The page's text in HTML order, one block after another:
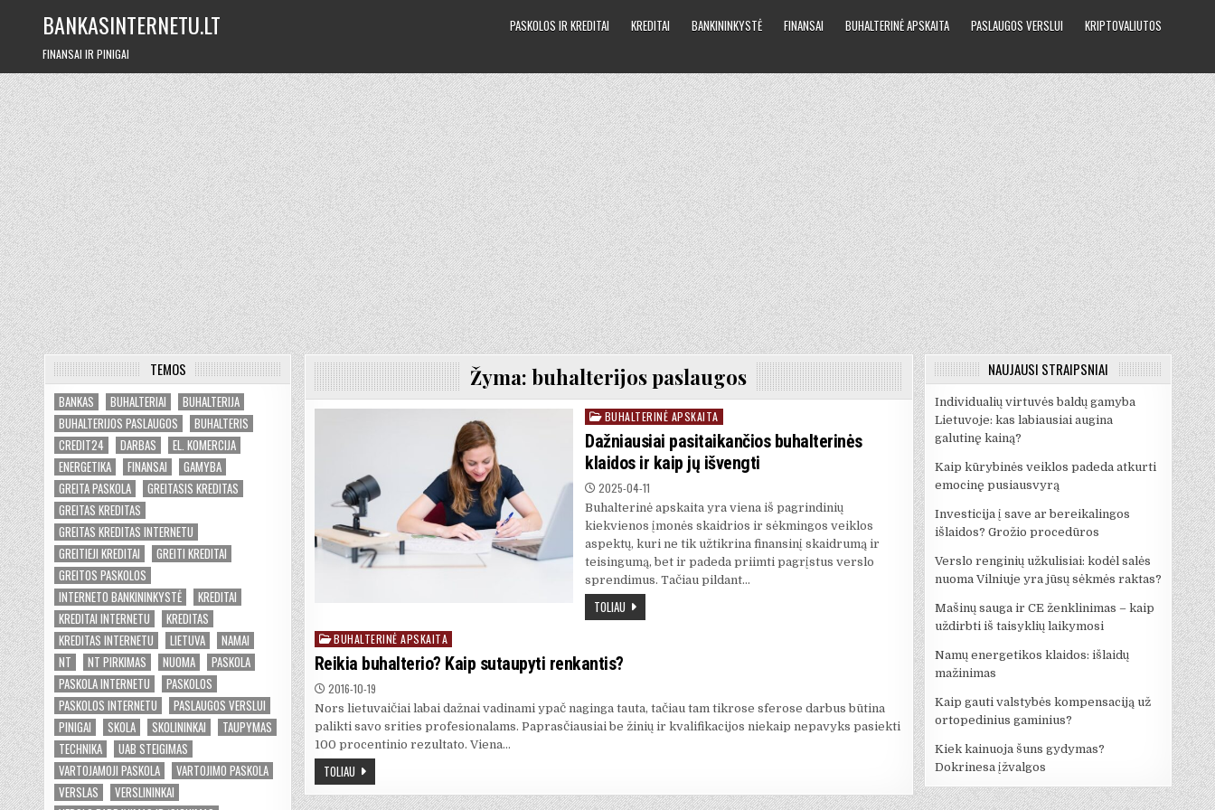
BANKASINTERNETU.LT
FINANSAI IR PINIGAI
PASKOLOS IR KREDITAI KREDITAI BANKININKYSTĖ FINANSAI BUHALTERINĖ APSKAITA PASLAUGOS VERSLUI KRIPTOVALIUTOS
TEMOS
BANKAS BUHALTERIAI
BUHALTERIJA
BUHALTERIJOS PASLAUGOS
BUHALTERIS
CREDIT24
DARBAS
EL. KOMERCIJA
ENERGETIKA
FINANSAI
GAMYBA
GREITA PASKOLA
GREITASIS KREDITAS
GREITAS KREDITAS
GREITAS KREDITAS INTERNETU
GREITIEJI KREDITAI
GREITI KREDITAI
GREITOS PASKOLOS
INTERNETO BANKININKYSTĖ
KREDITAI
KREDITAI INTERNETU
KREDITAS
KREDITAS INTERNETU
LIETUVA
NAMAI
NT
NT PIRKIMAS NUOMA
PASKOLA
PASKOLA INTERNETU
PASKOLOS
PASKOLOS INTERNETU
PASLAUGOS VERSLUI
PINIGAI
SKOLA SKOLININKAI
TAUPYMAS
TECHNIKA
UAB STEIGIMAS
VARTOJAMOJI PASKOLA
VARTOJIMO PASKOLA
VERSLAS
VERSLININKAI
Žyma:buhalterijos paslaugos
Posted
in
BUHALTERINĖ APSKAITA
Dažniausiai pasitaikančios buhalterinės
klaidos ir kaip jų išvengti
2025-04-11
Buhalterinė apskaita yra viena iš pagrindinių
kiekvienos įmonės skaidrios ir sėkmingos veiklos
aspektų, kuri ne tik užtikrina finansinį skaidrumą ir
teisingumą, bet ir padeda priimti pagrįstus verslo
sprendimus. Tačiau pildant…
TOLIAU
Posted
in
BUHALTERINĖ APSKAITA
Reikia buhalterio? Kaip sutaupyti renkantis?
2016-10-19
Nors lietuvaičiai labai dažnai vadinami ypač naginga tauta, tačiau tam tikrose sferose darbus būtina
palikti savo srities profesionalams. Paprasčiausiai be žinių ir kvalifikacijos niekaip nepavyks pasiekti
100 procentinio rezultato. Viena…
TOLIAU
NAUJAUSI STRAIPSNIAI
Individualių virtuvės baldų gamyba
Lietuvoje: kas labiausiai augina
galutinę kainą?
Kaip kūrybinės veiklos padeda atkurti
emocinę pusiausvyrą
Investicija į save ar bereikalingos
išlaidos? Grožio procedūros
Verslo renginių užkulisiai: kodėl salės
nuoma Vilniuje yra jūsų sėkmės raktas?
Mašinų sauga ir CE ženklinimas – kaip
uždirbti iš taisyklių laikymosi
Namų energetikos klaidos: išlaidų
mažinimas
Kaip gauti valstybės kompensaciją už
ortopedinius gaminius?
Kiek kainuoja šuns gydymas?
Dokrinesa įžvalgos